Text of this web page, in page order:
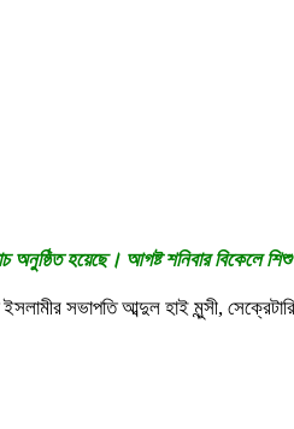
অনুষ্ঠিত হয়েছে। আগষ্ট শনিবার বিকেলে
সভাপতি আব্দুল হাই মুন্সী,